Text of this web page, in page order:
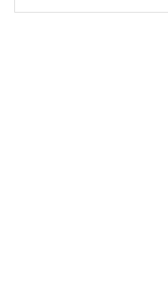
响；<&list>3.稳定器的